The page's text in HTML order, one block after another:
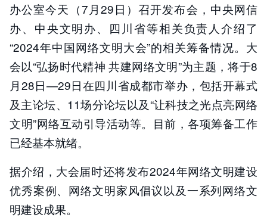
办公室今天（7月29日）召开发布会，中央网信
办、中央文明办、四川省等相关负责人介绍了
“2024年中国网络文明大会”的相关筹备情况。大
会以“弘扬时代精神 共建网络文明”为主题，将于8
月28日—29日在四川省成都市举办，包括开幕式
及主论坛、11场分论坛以及“让科技之光点亮网络
文明”网络互动引导活动等。目前，各项筹备工作
已经基本就绪。
据介绍，大会届时还将发布2024年网络文明建设
优秀案例、网络文明家风倡议以及一系列网络文
明建设成果。